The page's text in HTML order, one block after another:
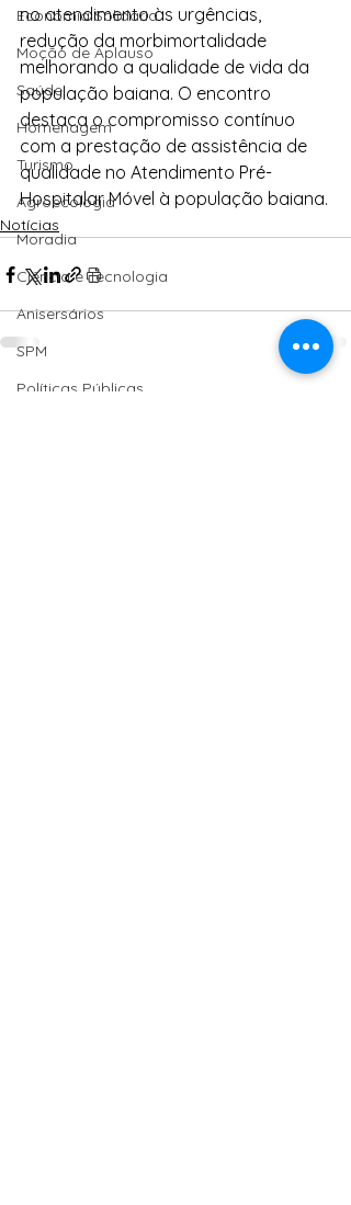
Economia Solidária
Moção de Aplauso
Saúde
Homenagem
Turismo
Agroecologia
Moradia
Ciência e Tecnologia
Anisersários
SPM
Políticas Públicas
no atendimento às urgências,
redução da morbimortalidade
melhorando a qualidade de vida da
população baiana. O encontro
destaca o compromisso contínuo
com a prestação de assistência de
qualidade no Atendimento Pré-
Hospitalar Móvel à população baiana.
Notícias